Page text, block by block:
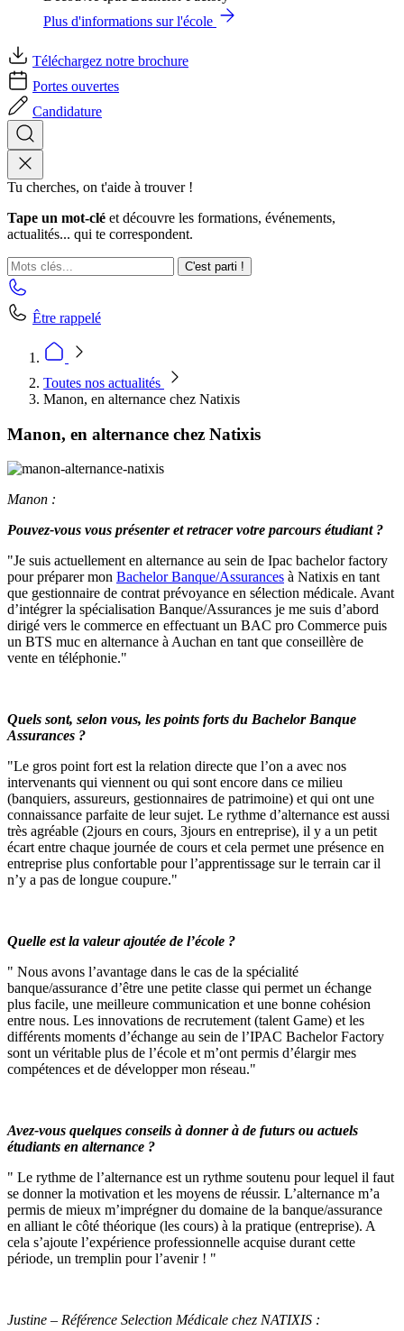
Plus d'informations sur l'école
Téléchargez notre brochure
Portes ouvertes
Candidature
Tu cherches, on t'aide à trouver !
Tape un mot-clé et découvre les formations, événements,
actualités... qui te correspondent.
C'est parti !
Être rappelé
Toutes nos actualités
Manon, en alternance chez Natixis
Manon, en alternance chez Natixis
Manon :
Pouvez-vous vous présenter et retracer votre parcours étudiant ?
"Je suis actuellement en alternance au sein de Ipac bachelor factory
pour préparer mon Bachelor Banque/Assurances à Natixis en tant
que gestionnaire de contrat prévoyance en sélection médicale. Avant
d’intégrer la spécialisation Banque/Assurances je me suis d’abord
dirigé vers le commerce en effectuant un BAC pro Commerce puis
un BTS muc en alternance à Auchan en tant que conseillère de
vente en téléphonie."
Quels sont, selon vous, les points forts du Bachelor Banque
Assurances ?
"Le gros point fort est la relation directe que l’on a avec nos
intervenants qui viennent ou qui sont encore dans ce milieu
(banquiers, assureurs, gestionnaires de patrimoine) et qui ont une
connaissance parfaite de leur sujet. Le rythme d’alternance est aussi
très agréable (2jours en cours, 3jours en entreprise), il y a un petit
écart entre chaque journée de cours et cela permet une présence en
entreprise plus confortable pour l’apprentissage sur le terrain car il
n’y a pas de longue coupure."
Quelle est la valeur ajoutée de l’école ?
" Nous avons l’avantage dans le cas de la spécialité
banque/assurance d’être une petite classe qui permet un échange
plus facile, une meilleure communication et une bonne cohésion
entre nous. Les innovations de recrutement (talent Game) et les
différents moments d’échange au sein de l’IPAC Bachelor Factory
sont un véritable plus de l’école et m’ont permis d’élargir mes
compétences et de développer mon réseau."
Avez-vous quelques conseils à donner à de futurs ou actuels
étudiants en alternance ?
" Le rythme de l’alternance est un rythme soutenu pour lequel il faut
se donner la motivation et les moyens de réussir. L’alternance m’a
permis de mieux m’imprégner du domaine de la banque/assurance
en alliant le côté théorique (les cours) à la pratique (entreprise). A
cela s’ajoute l’expérience professionnelle acquise durant cette
période, un tremplin pour l’avenir ! "
Justine – Référence Selection Médicale chez NATIXIS :